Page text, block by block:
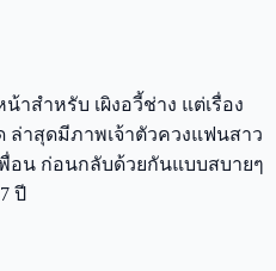
าสำหรับ เผิงอวี้ช่าง แต่เรื่อง
ล่าสุดมีภาพเจ้าตัวควงแฟนสาว
อน ก่อนกลับด้วยกันแบบสบายๆ
ปี